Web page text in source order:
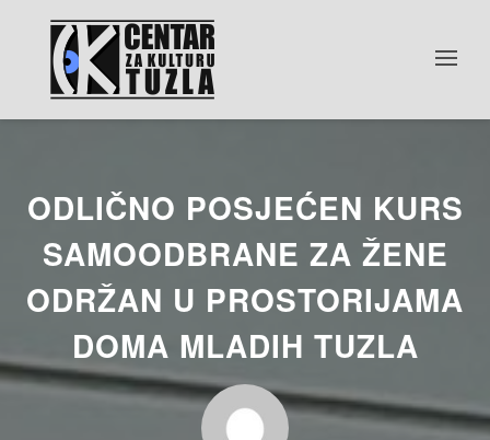
ODLIČNO POSJEĆEN KURS
SAMOODBRANE ZA ŽENE
ODRŽAN U PROSTORIJAMA
DOMA MLADIH TUZLA